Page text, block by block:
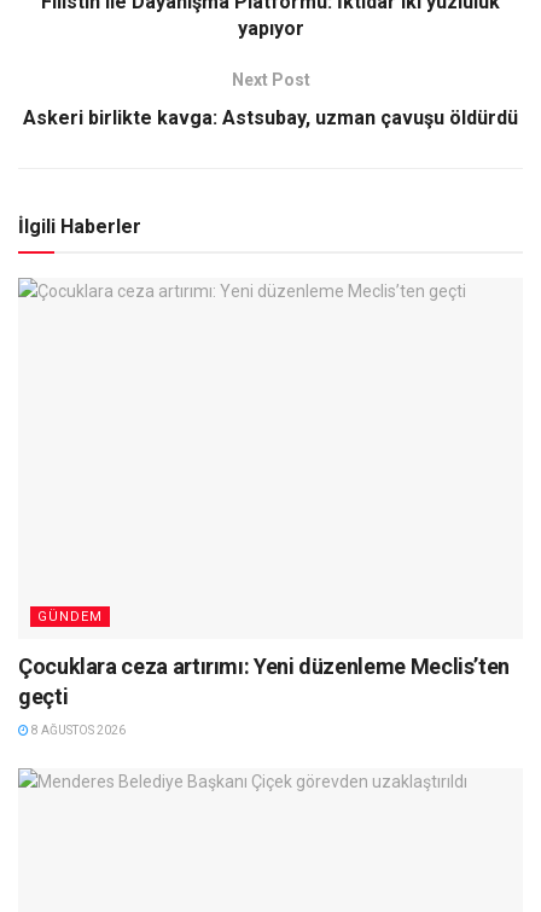
yapıyor
Next Post
Askeri birlikte kavga: Astsubay, uzman çavuşu öldürdü
İlgili Haberler
GÜNDEM
Çocuklara ceza artırımı: Yeni düzenleme Meclis’ten
geçti
8 AĞUSTOS 2026